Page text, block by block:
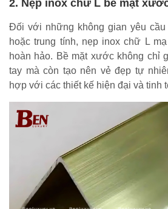
2. Nẹp inox chữ L bề mặt
Đối với những không gian yêu cầu
hoặc trung tính, nẹp inox chữ L
hoàn hảo. Bề mặt xước không chỉ
tay mà còn tạo nên vẻ đẹp tự
hợp với các thiết kế hiện đại và tinh